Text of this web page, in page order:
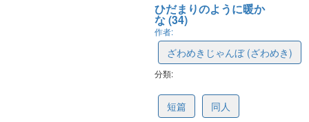
ひだまりのように暖か
な (34)
作者:
ざわめきじゃんぼ (ざわめき)
分類:
短篇 同人